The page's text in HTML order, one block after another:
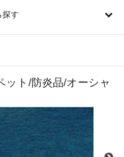
探す
ット/防炎品/オーシャ